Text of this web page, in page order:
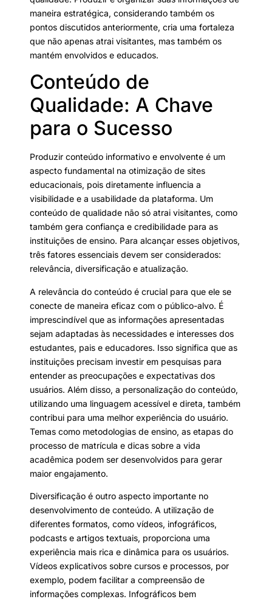
maneira estratégica, considerando também os
pontos discutidos anteriormente, cria uma fortaleza
que não apenas atrai visitantes, mas também os
mantém envolvidos e educados.
Conteúdo de
Qualidade: A Chave
para o Sucesso
Produzir conteúdo informativo e envolvente é um
aspecto fundamental na otimização de sites
educacionais, pois diretamente influencia a
visibilidade e a usabilidade da plataforma. Um
conteúdo de qualidade não só atrai visitantes, como
também gera confiança e credibilidade para as
instituições de ensino. Para alcançar esses objetivos,
três fatores essenciais devem ser considerados:
relevância, diversificação e atualização.
A relevância do conteúdo é crucial para que ele se
conecte de maneira eficaz com o público-alvo. É
imprescindível que as informações apresentadas
sejam adaptadas às necessidades e interesses dos
estudantes, pais e educadores. Isso significa que as
instituições precisam investir em pesquisas para
entender as preocupações e expectativas dos
usuários. Além disso, a personalização do conteúdo,
utilizando uma linguagem acessível e direta, também
contribui para uma melhor experiência do usuário.
Temas como metodologias de ensino, as etapas do
processo de matrícula e dicas sobre a vida
acadêmica podem ser desenvolvidos para gerar
maior engajamento.
Diversificação é outro aspecto importante no
desenvolvimento de conteúdo. A utilização de
diferentes formatos, como vídeos, infográficos,
podcasts e artigos textuais, proporciona uma
experiência mais rica e dinâmica para os usuários.
Vídeos explicativos sobre cursos e processos, por
exemplo, podem facilitar a compreensão de
informações complexas. Infográficos bem